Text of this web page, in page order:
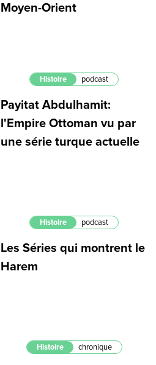
Moyen-Orient
Histoire podcast
Payitat Abdulhamit:
l'Empire Ottoman vu par
une série turque actuelle
Histoire podcast
Les Séries qui montrent le
Harem
Histoire chronique